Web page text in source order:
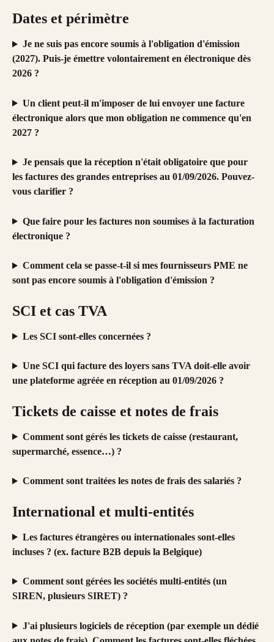
Dates et périmètre
Je ne suis pas encore soumis à l'obligation d'émission
(2027). Puis-je émettre volontairement en électronique dès
2026 ?
Un client peut-il m'imposer de lui envoyer une facture
électronique alors que mon obligation ne commence qu'en
2027 ?
Je pensais que la réception n'était obligatoire que pour
les factures des grandes entreprises au 01/09/2026. Pouvez-
vous clarifier ?
Que faire pour les factures non soumises à la facturation
électronique ?
Comment cela se passe-t-il si mes fournisseurs PME ne
sont pas encore soumis à l'obligation d'émission ?
SCI et cas TVA
Les SCI sont-elles concernées ?
Une SCI qui facture des loyers sans TVA doit-elle avoir
une plateforme agréée en réception au 01/09/2026 ?
Tickets de caisse et notes de frais
Comment sont gérés les tickets de caisse (restaurant,
supermarché, essence…) ?
Comment sont traitées les notes de frais des salariés ?
International et multi-entités
Les factures étrangères ou internationales sont-elles
incluses ? (ex. facture B2B depuis la Belgique)
Comment sont gérées les sociétés multi-entités (un
SIREN, plusieurs SIRET) ?
J'ai plusieurs logiciels de réception (par exemple un dédié